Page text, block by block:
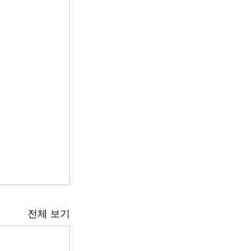
전체 보기